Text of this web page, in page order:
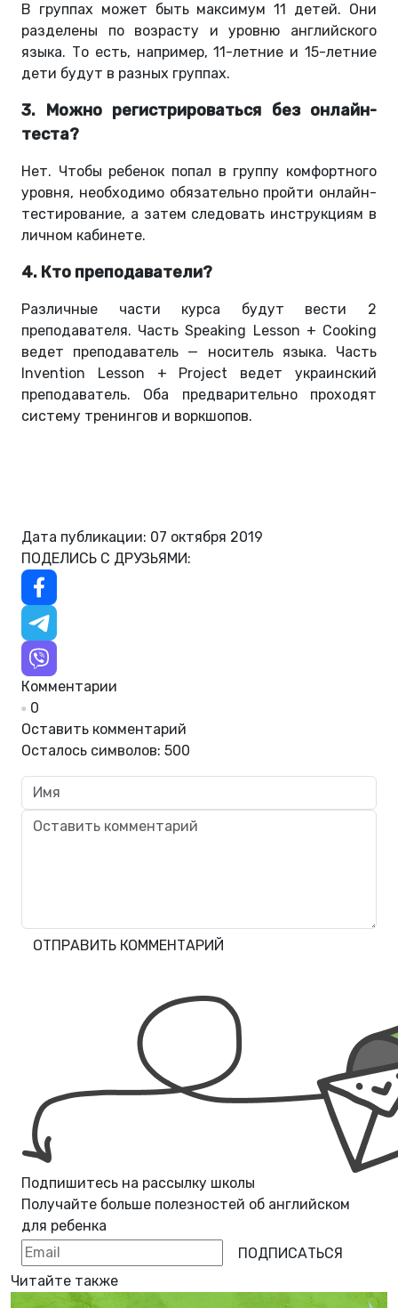
В группах может быть максимум 11 детей. Они
разделены по возрасту и уровню английского
языка. То есть, например, 11-летние и 15-летние
дети будут в разных группах.
3. Можно регистрироваться без онлайн-
теста?
Нет. Чтобы ребенок попал в группу комфортного
уровня, необходимо обязательно пройти онлайн-
тестирование, а затем следовать инструкциям в
личном кабинете.
4. Кто преподаватели?
Различные части курса будут вести 2
преподавателя. Часть Speaking Lesson + Cooking
ведет преподаватель — носитель языка. Часть
Invention Lesson + Project ведет украинский
преподаватель. Оба предварительно проходят
систему тренингов и воркшопов.
Дата публикации: 07 октября 2019
ПОДЕЛИСЬ С ДРУЗЬЯМИ:
Комментарии
0
Оставить комментарий
Осталось символов: 500
ОТПРАВИТЬ КОММЕНТАРИЙ
Подпишитесь на рассылку школы
Получайте больше полезностей об английском
для ребенка
ПОДПИСАТЬСЯ
Читайте также